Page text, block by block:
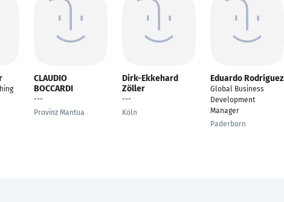
CLAUDIO
BOCCARDI
---
Provinz Mantua
Dirk-Ekkehard
Zöller
---
Köln
Eduardo Rodríguez
Global Business
Development
Manager
Paderborn